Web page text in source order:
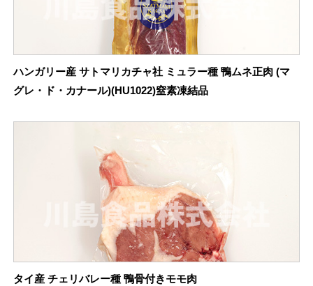
ハンガリー産 サトマリカチャ社 ミュラー種 鴨ムネ正肉 (マ
グレ・ド・カナール)(HU1022)窒素凍結品
タイ産 チェリバレー種 鴨骨付きモモ肉